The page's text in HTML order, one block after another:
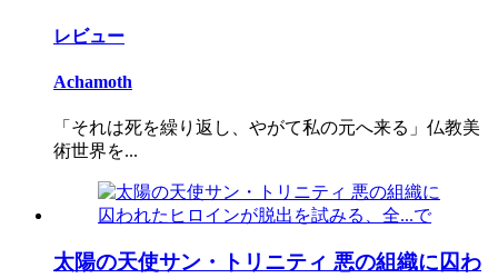
レビュー
Achamoth
「それは死を繰り返し、やがて私の元へ来る」仏教美
術世界を...
太陽の天使サン・トリニティ 悪の組織に囚わ